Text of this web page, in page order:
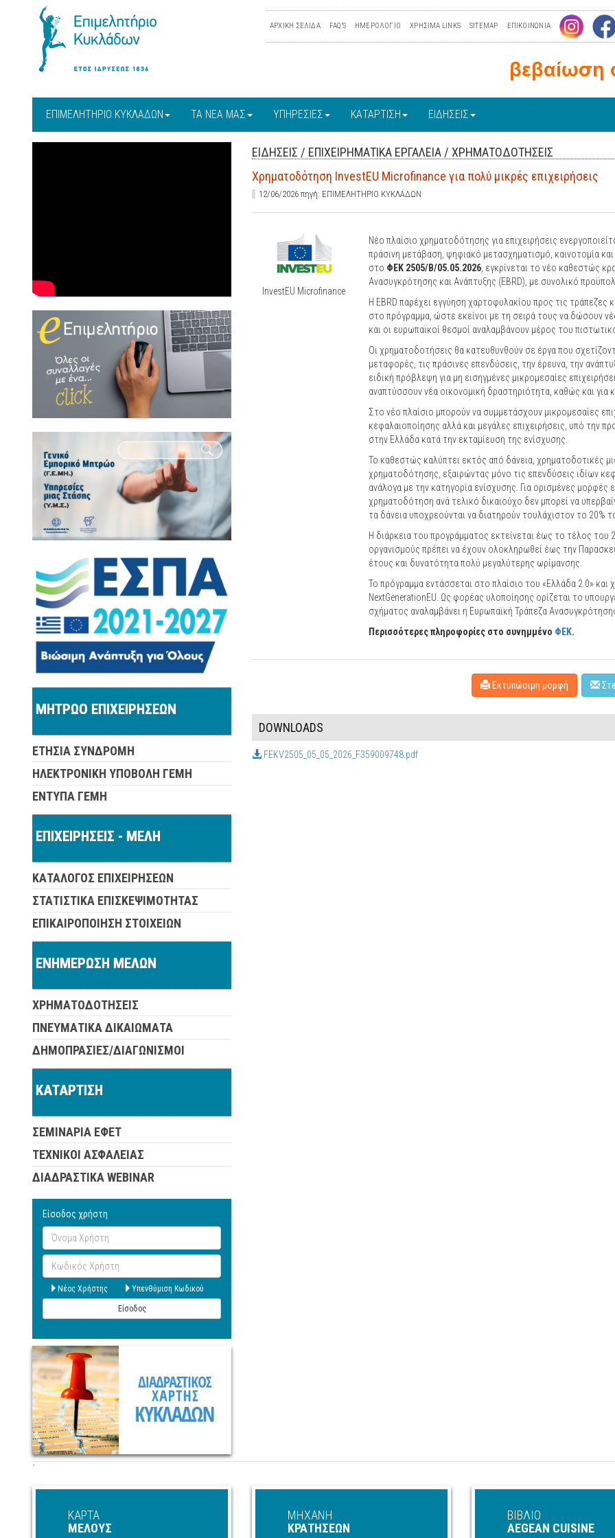
ΑΡΧΙΚΗ ΣΕΛΙΔΑ FAQ'S ΗΜΕΡΟΛΟΓΙΟ ΧΡΗΣΙΜΑ LINKS SITEMAP ΕΠΙΚΟΙΝΩΝΙΑ
ΕΠΙΜΕΛΗΤΗΡΙΟ ΚΥΚΛΑΔΩΝ ΤΑ ΝΕΑ ΜΑΣ ΥΠΗΡΕΣΙΕΣ ΚΑΤΑΡΤΙΣΗ ΕΙΔΗΣΕΙΣ
ΕΙΔΗΣΕΙΣ / ΕΠΙΧΕΙΡΗΜΑΤΙΚΑ ΕΡΓΑΛΕΙΑ / ΧΡΗΜΑΤΟΔΟΤΗΣΕΙΣ
Χρηματοδότηση InvestEU Microfinance για πολύ μικρές επιχειρήσεις
12/06/2026 πηγή: ΕΠΙΜΕΛΗΤΗΡΙΟ ΚΥΚΛΑΔΩΝ
InvestEU Microfinance
Νέο πλαίσιο χρηματοδότησης για επιχειρήσεις
πράσινη μετάβαση, ψηφιακό μετασχηματισμό, καινοτομία
στο ΦΕΚ 2505/B/05.05.2026, εγκρίνεται το νέο καθεστώς
Ανασυγκρότησης και Ανάπτυξης (EBRD), με συνολικό
Η EBRD παρέχει εγγύηση χαρτοφυλακίου προς τις
στο πρόγραμμα, ώστε εκείνοι με τη σειρά τους να δώσουν
και οι ευρωπαϊκοί θεσμοί αναλαμβάνουν μέρος του
Οι χρηματοδοτήσεις θα κατευθυνθούν σε έργα που
μεταφορές, τις πράσινες επενδύσεις, την έρευνα, την
ειδική πρόβλεψη για μη εισηγμένες μικρομεσαίες
αναπτύσσουν νέα οικονομική δραστηριότητα, καθώς και για
Στο νέο πλαίσιο μπορούν να συμμετάσχουν μικρομεσαίες
κεφαλαιοποίησης αλλά και μεγάλες επιχειρήσεις, υπό την
στην Ελλάδα κατά την εκταμίευση της ενίσχυσης.
Το καθεστώς καλύπτει εκτός από δάνεια, χρηματοδοτικές
χρηματοδότησης, εξαιρώντας μόνο τις επενδύσεις ιδίων
ανάλογα με την κατηγορία ενίσχυσης. Για ορισμένες
χρηματοδότηση ανά τελικό δικαιούχο δεν μπορεί να
τα δάνεια υποχρεούνται να διατηρούν τουλάχιστον το 20%
Η διάρκεια του προγράμματος εκτείνεται έως το τέλος
οργανισμούς πρέπει να έχουν ολοκληρωθεί έως την
έτους και δυνατότητα πολύ μεγαλύτερης ωρίμανσης.
Το πρόγραμμα εντάσσεται στο πλαίσιο του «Ελλάδα 2.0»
NextGenerationEU. Ως φορέας υλοποίησης ορίζεται το
σχήματος αναλαμβάνει η Ευρωπαϊκή Τράπεζα
Περισσότερες πληροφορίες στο συνημμένο ΦΕΚ.
Εκτυπώσιμη μορφή
DOWNLOADS
FEKV2505_05_05_2026_F359009748.pdf
ΜΗΤΡΩΟ ΕΠΙΧΕΙΡΗΣΕΩΝ
ΕΤΗΣΙΑ ΣΥΝΔΡΟΜΗ
ΗΛΕΚΤΡΟΝΙΚΗ ΥΠΟΒΟΛΗ ΓΕΜΗ
ΕΝΤΥΠΑ ΓΕΜΗ
ΕΠΙΧΕΙΡΗΣΕΙΣ - ΜΕΛΗ
ΚΑΤΑΛΟΓΟΣ ΕΠΙΧΕΙΡΗΣΕΩΝ
ΣΤΑΤΙΣΤΙΚΑ ΕΠΙΣΚΕΨΙΜΟΤΗΤΑΣ
ΕΠΙΚΑΙΡΟΠΟΙΗΣΗ ΣΤΟΙΧΕΙΩΝ
ΕΝΗΜΕΡΩΣΗ ΜΕΛΩΝ
ΧΡΗΜΑΤΟΔΟΤΗΣΕΙΣ
ΠΝΕΥΜΑΤΙΚΑ ΔΙΚΑΙΩΜΑΤΑ
ΔΗΜΟΠΡΑΣΙΕΣ/ΔΙΑΓΩΝΙΣΜΟΙ
ΚΑΤΑΡΤΙΣΗ
ΣΕΜΙΝΑΡΙΑ ΕΦΕΤ
ΤΕΧΝΙΚΟΙ ΑΣΦΑΛΕΙΑΣ
ΔΙΑΔΡΑΣΤΙΚΑ WEBINAR
Είσοδος χρήστη
Όνομα
Χρήστη
Κωδικός
Χρήστη
Νέος Χρήστης Υπενθύμιση Κωδικού
Είσοδος
΄
ΚΑΡΤΑ
ΜΕΛΟΥΣ
ΜΗΧΑΝΗ
ΚΡΑΤΗΣΕΩΝ
ΒΙΒΛΙΟ
AEGEAN CUISINE